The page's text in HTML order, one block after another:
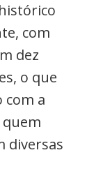
com
dez
o que
a
quem
diversas